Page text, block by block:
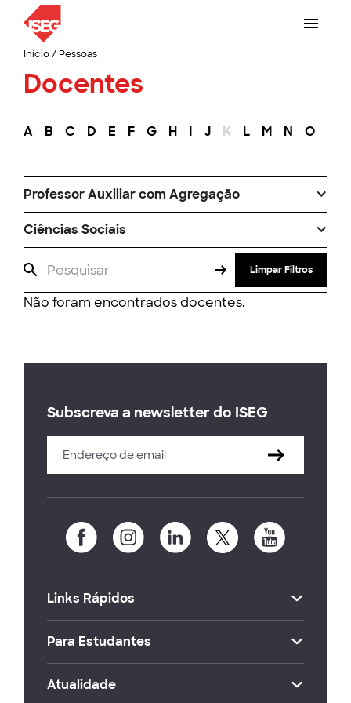
Início/ Pessoas
Docentes
A B C D E F G H I J K L M N O
Professor Auxiliar com Agregação
Ciências Sociais
Limpar Filtros
Não foram encontrados docentes.
Subscreva a newsletter do ISEG
Links Rápidos
Para Estudantes
Atualidade